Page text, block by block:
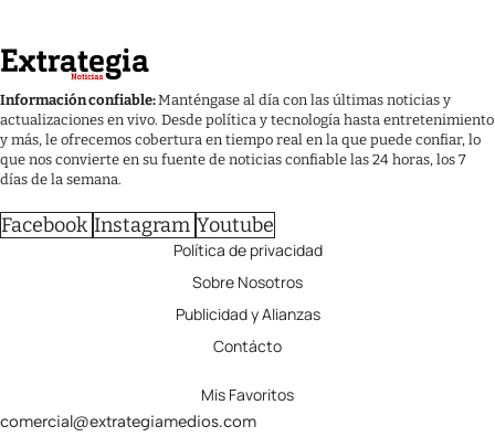
Información confiable:Manténgase al día con las últimas noticias y
actualizaciones en vivo. Desde política y tecnología hasta entretenimiento
y más, le ofrecemos cobertura en tiempo real en la que puede confiar, lo
que nos convierte en su fuente de noticias confiable las 24 horas, los 7
días de la semana.
Facebook Instagram Youtube
Política de privacidad
Sobre Nosotros
Publicidad y Alianzas
Contácto
Mis Favoritos
comercial@extrategiamedios.com